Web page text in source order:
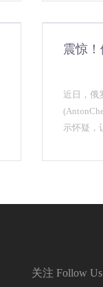
震惊！
近日，俄
示怀疑，
关注 Follow